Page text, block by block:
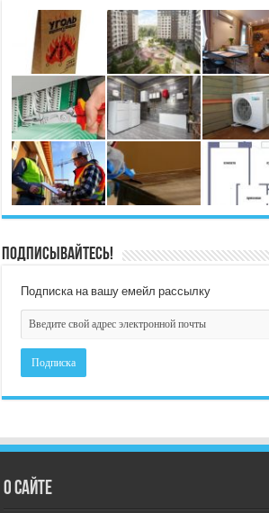
Подписывайтесь!
Подписка на вашу емейл рассылку
О сайте